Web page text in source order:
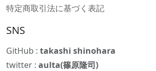
特定商取引法に基づく表記
SNS
GitHub : takashi shinohara
twitter : aulta(篠原隆司)